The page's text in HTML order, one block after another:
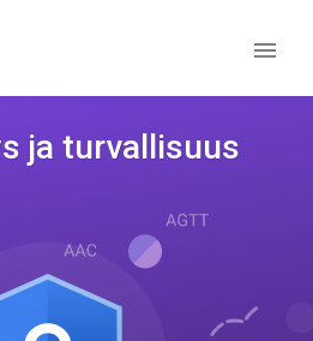
ja turvallisuus